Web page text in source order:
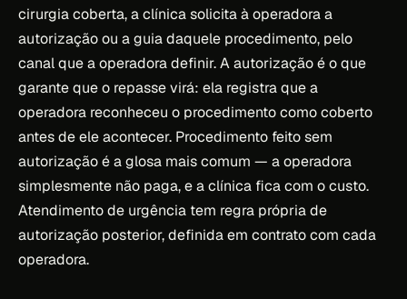
cirurgia coberta, a clínica solicita à operadora a
autorização ou a guia daquele procedimento, pelo
canal que a operadora definir. A autorização é o que
garante que o repasse virá: ela registra que a
operadora reconheceu o procedimento como coberto
antes de ele acontecer. Procedimento feito sem
autorização é a glosa mais comum — a operadora
simplesmente não paga, e a clínica fica com o custo.
Atendimento de urgência tem regra própria de
autorização posterior, definida em contrato com cada
operadora.